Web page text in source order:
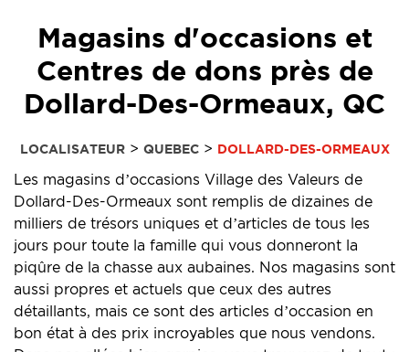
Magasins d'occasions et
Centres de dons près de
Dollard-Des-Ormeaux, QC
LOCALISATEUR> QUEBEC> DOLLARD-DES-ORMEAUX
Les magasins d’occasions Village des Valeurs de
Dollard-Des-Ormeaux sont remplis de dizaines de
milliers de trésors uniques et d’articles de tous les
jours pour toute la famille qui vous donneront la
piqûre de la chasse aux aubaines. Nos magasins sont
aussi propres et actuels que ceux des autres
détaillants, mais ce sont des articles d’occasion en
bon état à des prix incroyables que nous vendons.